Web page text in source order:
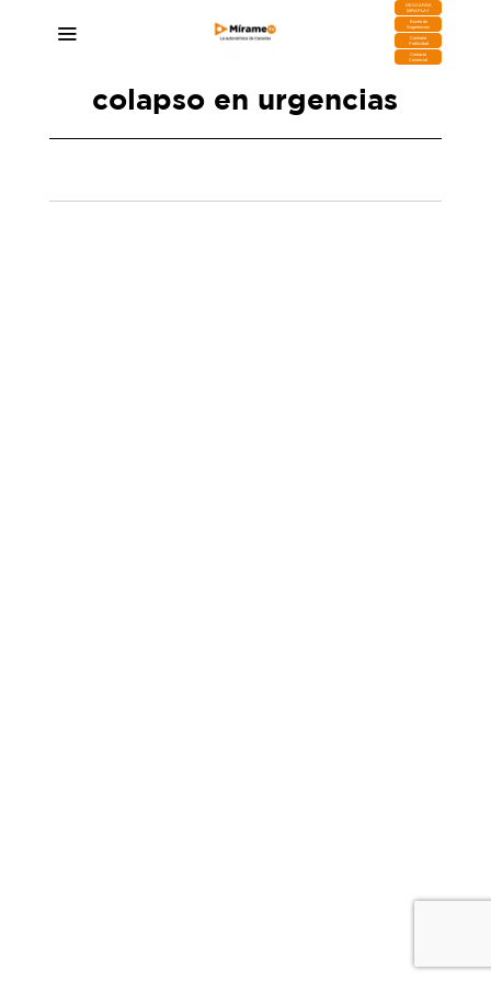
DESCARGA
MIRAPLAY
Buzón de
Sugerencias
Contratar
Publicidad
Contacto
Comercial
colapso en urgencias